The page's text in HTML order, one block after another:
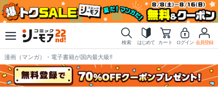
検索 はじめて カート ログイン 会員登録
漫画（マンガ）・電子書籍が国内最大級!!